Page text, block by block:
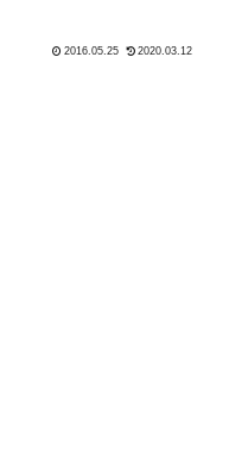
ってしまい、ここ数日38